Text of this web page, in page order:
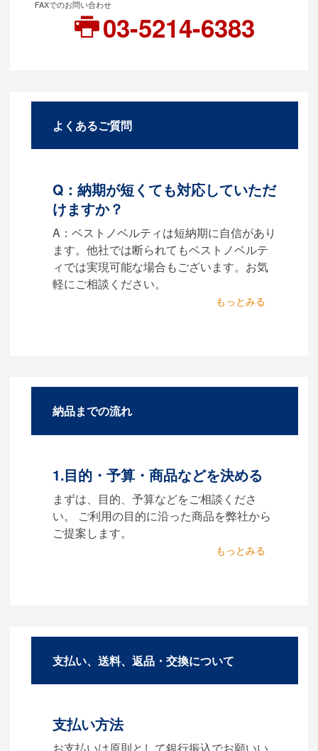
FAXでのお問い合わせ
03-5214-6383
よくあるご質問
Q：納期が短くても対応していただ
けますか？
A：ベストノベルティは短納期に自信があり
ます。他社では断られてもベストノベルテ
ィでは実現可能な場合もございます。お気
軽にご相談ください。
Adobe illustratorのaiファイル
をお持ちであれればそのまま
Q：ウェブサイトに掲載
されていないオリジナル
のノベルティを製作した
談ください。
よくあるご質問をもっとみる
納品までの流れ
1.目的・予算・商品などを決める
まずは、目的、予算などをご相談くださ
い。 ご利用の目的に沿った商品を弊社から
ご提案します。
を弊社からお出しします。
3.発注・データ入稿
りします。
【名入れをする場合】名入れ
支払い、送料、返品・交換について
支払い方法